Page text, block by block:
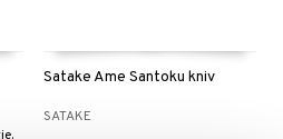
Satake Ame Santoku kniv
SATAKE